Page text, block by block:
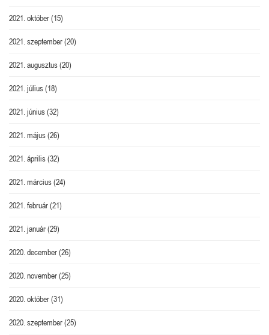
2021. október(15)
2021. szeptember(20)
2021. augusztus(20)
2021. július(18)
2021. június(32)
2021. május(26)
2021. április(32)
2021. március(24)
2021. február(21)
2021. január(29)
2020. december(26)
2020. november(25)
2020. október(31)
2020. szeptember(25)